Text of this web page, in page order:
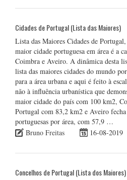
Cidades de Portugal (Lista das Maiores)
Lista das Maiores Cidades de
maior cidade portuguesa em área é a
Coimbra e Aveiro. A dinâmica desta
lista das maiores cidades do mundo
para a área urbana e aqui é feito à
não à influência urbanística que
maior cidade do país com 100 km2,
Portugal com 83,2 km2 e Aveiro
portuguesas por área, com 57,9 …
Bruno Freitas
16-08-2019
Concelhos de Portugal (Lista dos Maiores)